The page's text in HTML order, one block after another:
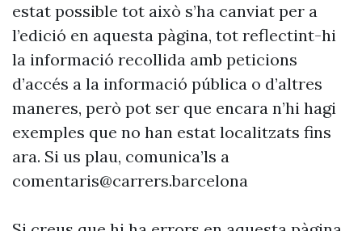
estat possible tot això s’ha canviat per a
l’edició en aquesta pàgina, tot reflectint-hi
la informació recollida amb peticions
d’accés a la informació pública o d’altres
maneres, però pot ser que encara n’hi hagi
exemples que no han estat localitzats fins
ara. Si us plau, comunica’ls a
comentaris@carrers.barcelona